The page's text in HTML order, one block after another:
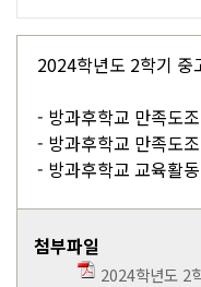
2024학년도 2학기 중
- 방과후학교 만족도
- 방과후학교 만족도
- 방과후학교 교육활
첨부파일
2024학년도 2